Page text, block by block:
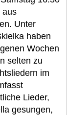
aus
Unter
haben
Wochen
selten zu
im
Lieder,
gesungen,